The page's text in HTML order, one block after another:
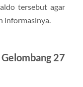
tersebut agar
informasinya.
27